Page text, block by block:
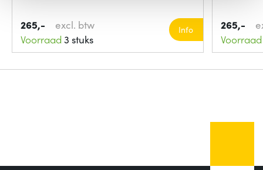
265,-
excl. btw
Voorraad 3 stuks
Info 265,-
Voorraad